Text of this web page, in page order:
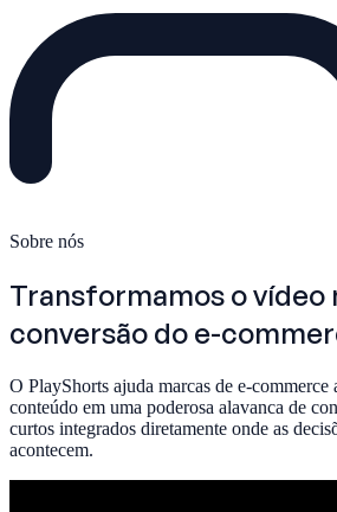
Sobre nós
Transformamos o vídeo
conversão do e-
O PlayShorts ajuda marcas de e-commerce
conteúdo em uma poderosa alavanca de
curtos integrados diretamente onde as
acontecem.